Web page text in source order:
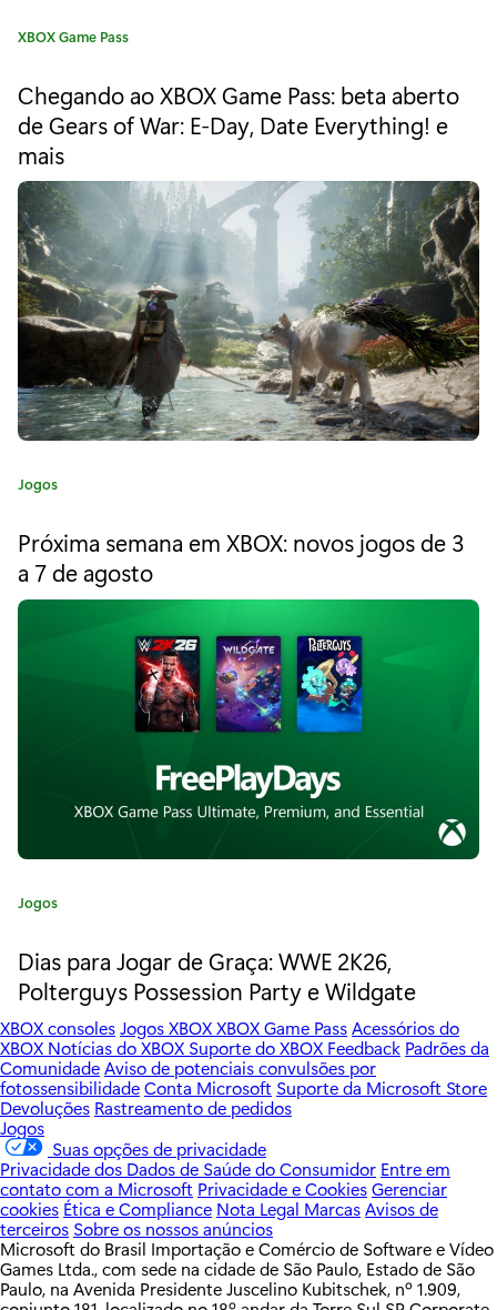
r
d
s
o
f
t
h
e
W
t
r
a
A
g
e
o
m
p
i
r
s
I
I
:
C
e
g
o
a
:
XBOX Game Pass
Chegando ao XBOX Game Pass: beta aberto
de Gears of War: E-Day, Date Everything! e
mais
C
e
g
o
Jogos
Próxima semana em XBOX: novos jogos de 3
a 7 de agosto
C
e
g
o
r
i
a
:
Jogos
Dias para Jogar de Graça: WWE 2K26,
Polterguys Possession Party e Wildgate
XBOX consolesJogos XBOXXBOX Game PassAcessórios do
XBOX Notícias do XBOX Suporte do XBOX Feedback Padrões da
ComunidadeAviso de potenciais convulsões por
fotossensibilidadeConta Microsoft Suporte da Microsoft Store
Devoluções Rastreamento de pedidos
Jogos
Suas opções de privacidade
Privacidade dos Dados de Saúde do Consumidor Entre em
contato com a Microsoft Privacidade e CookiesGerenciar
cookies Ética e Compliance Nota Legal MarcasAvisos de
terceiros Sobre os nossos anúncios
Microsoft do Brasil Importação e Comércio de Software e Vídeo
Games Ltda., com sede na cidade de São Paulo, Estado de São
Paulo, na Avenida Presidente Juscelino Kubitschek, nº 1.909,